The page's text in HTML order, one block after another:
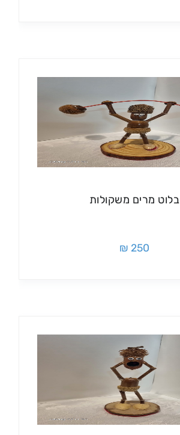
בלוט מרים משקולות
250 ₪